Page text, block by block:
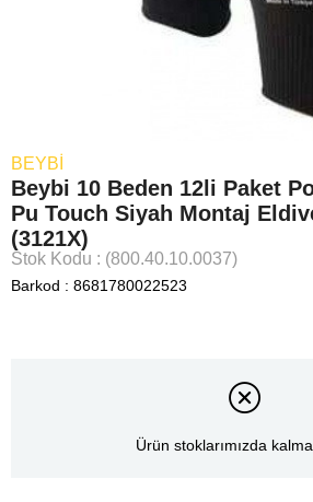
BEYBİ
Beybi 10 Beden 12li Paket
Pu Touch Siyah Montaj
(3121X)
Stok Kodu (800.40.10.0037)
Barkod : 8681780022523
Ürün stoklarımızda